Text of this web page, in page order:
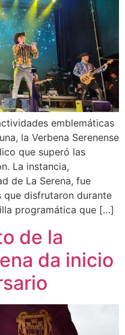
emblemáticas
la Verbena Serenense
que superó las
La instancia,
de La Serena, fue
que disfrutaron durante
programática que […]
de la
da inicio